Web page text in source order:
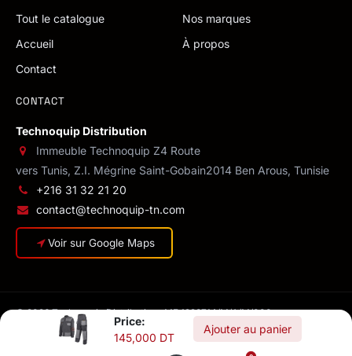
Price:
145,000 DT
Ajouter au panier
Tout le catalogue
Nos marques
Accueil
À propos
Contact
CONTACT
Technoquip Distribution
Immeuble Technoquip Z4 Route
vers Tunis, Z.I. Mégrine Saint-Gobain2014 Ben Arous, Tunisie
+216 31 32 21 20
contact@technoquip-tn.com
Voir sur Google Maps
© 2026 Technoquip Distribution · MF 1293714/M/A/M/000
Confidentialité· Conditions de livraison· Mentions légales